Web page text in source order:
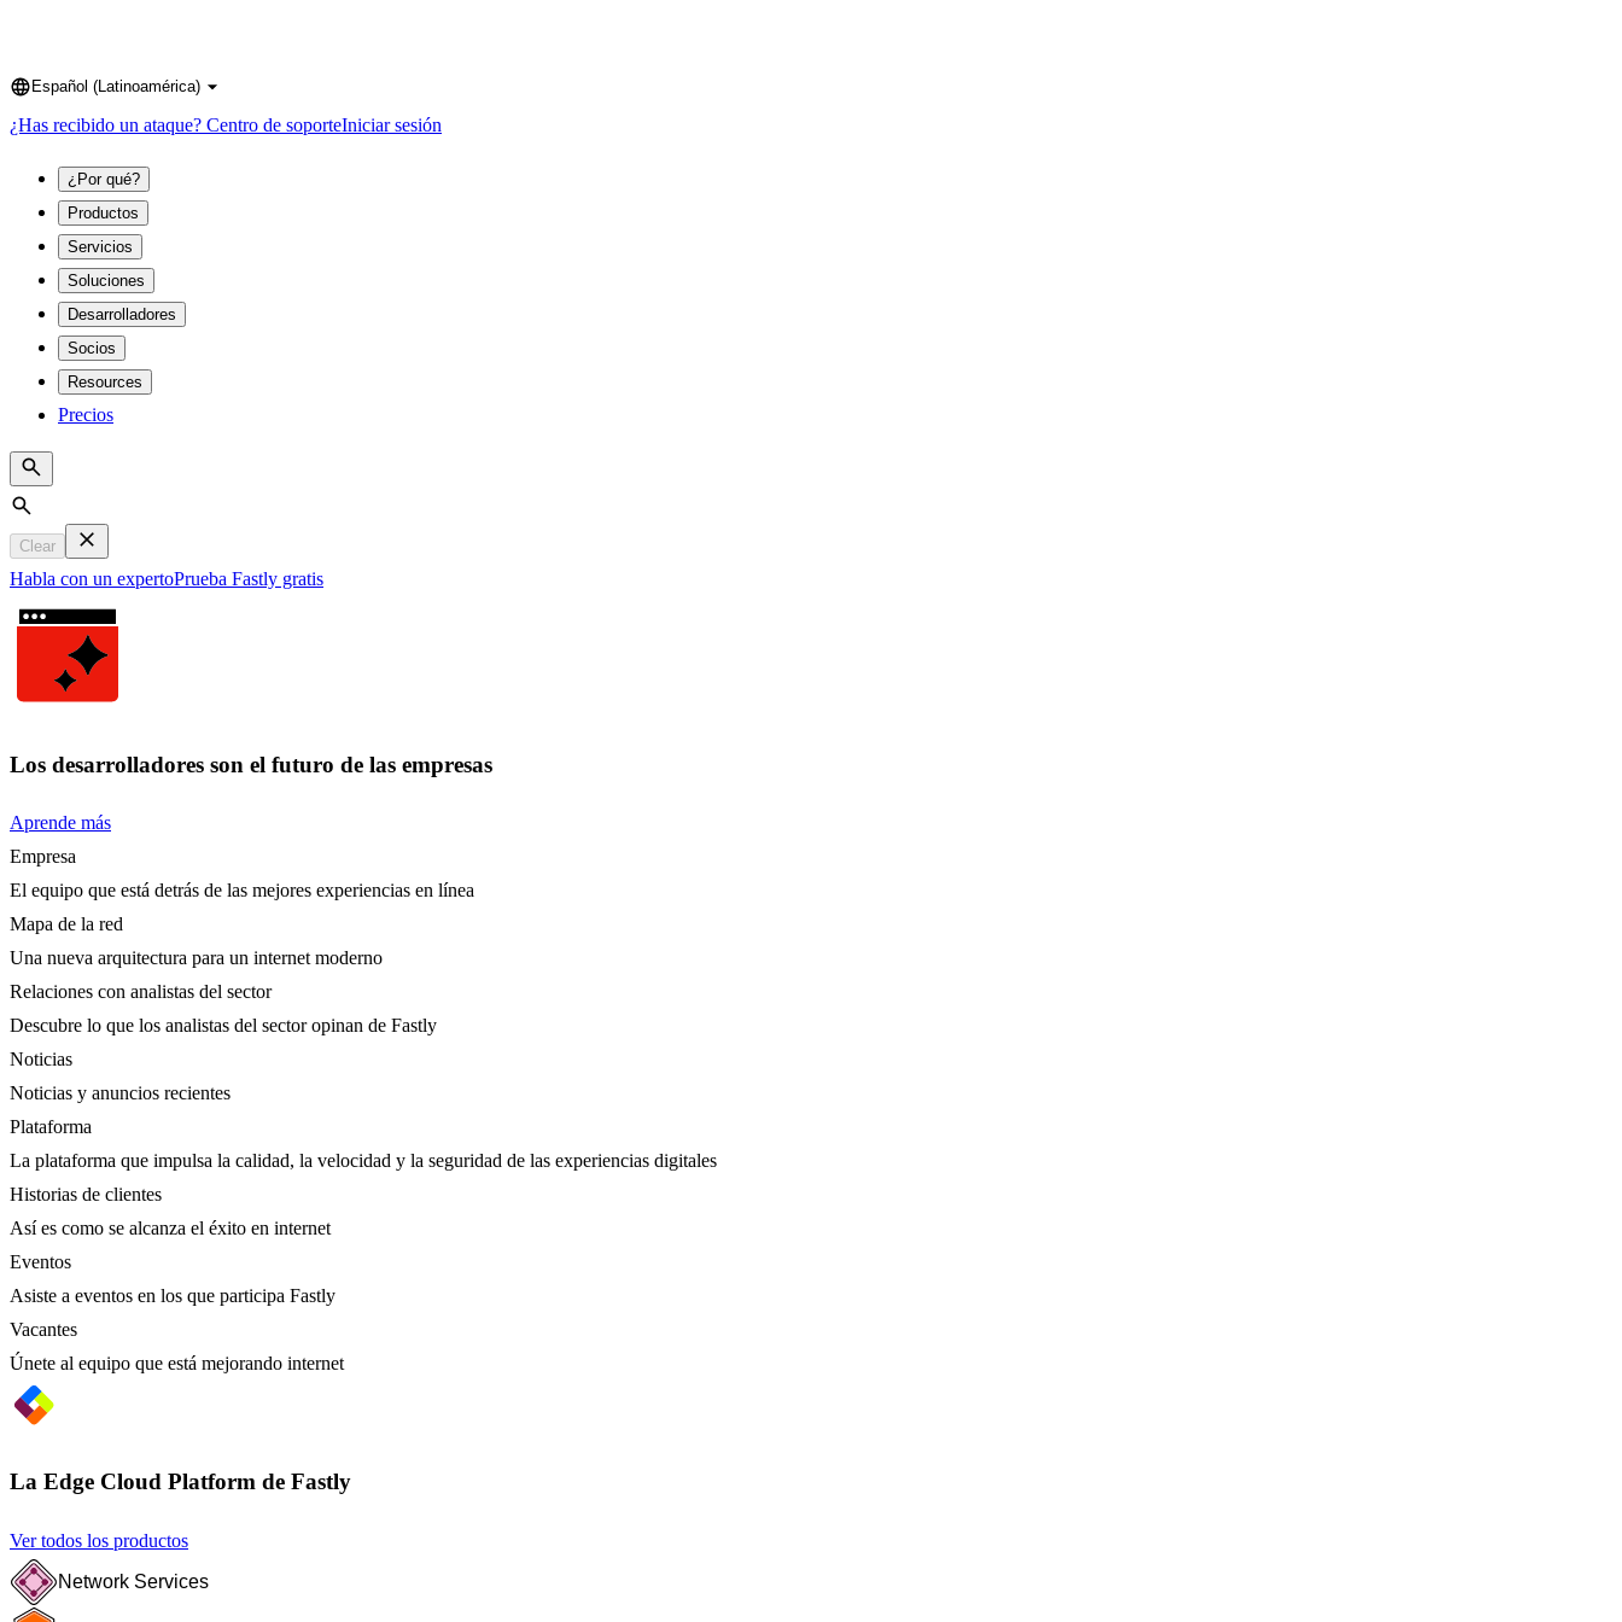
Language
Español (Latinoamérica)
¿Has recibido un ataque? Centro de soporteIniciar sesión
¿Por qué?
Productos
Servicios
Soluciones
Desarrolladores
Socios
Resources
Precios
Search
Clear
Habla con un expertoPrueba Fastly gratis
Los desarrolladores son el futuro de las empresas
Aprende más
Empresa
El equipo que está detrás de las mejores experiencias en línea
Mapa de la red
Una nueva arquitectura para un internet moderno
Relaciones con analistas del sector
Descubre lo que los analistas del sector opinan de Fastly
Noticias
Noticias y anuncios recientes
Plataforma
La plataforma que impulsa la calidad, la velocidad y la seguridad de las experiencias digitales
Historias de clientes
Así es como se alcanza el éxito en internet
Eventos
Asiste a eventos en los que participa Fastly
Vacantes
Únete al equipo que está mejorando internet
La Edge Cloud Platform de Fastly
Ver todos los productos
Network Services